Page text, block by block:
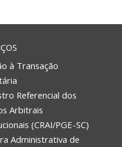
à Transação
Referencial dos
Arbitrais
(CRAI/PGE-SC)
Administrativa de